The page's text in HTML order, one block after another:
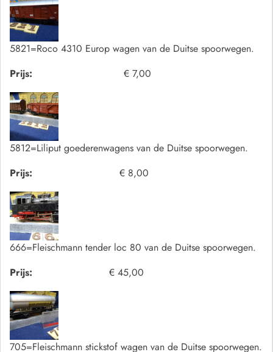
5821=Roco 4310 Europ wagen van de Duitse spoorwegen.
Prijs:
€ 7,00
5812=Liliput goederenwagens van de Duitse spoorwegen.
Prijs:
€ 8,00
666=Fleischmann tender loc 80 van de Duitse spoorwegen.
Prijs:
€ 45,00
705=Fleischmann stickstof wagen van de Duitse spoorwegen.